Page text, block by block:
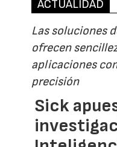
ACTUALIDAD
Las soluciones
ofrecen
aplicaciones
precisión
Sick